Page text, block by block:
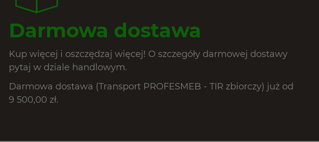
Darmowa dostawa
Kup więcej i oszczędzaj więcej! O szczegóły darmowej dostawy
pytaj w dziale handlowym.
Darmowa dostawa (Transport PROFESMEB - TIR zbiorczy) już od
9 500,00 zł.